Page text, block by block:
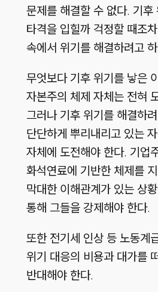
문제를 해결할 수 없다. 기후
타격을 입힐까 걱정할 때조
속에서 위기를 해결하려고
무엇보다 기후 위기를 낳은
자본주의 체제 자체는 전혀
그러나 기후 위기를 해결하
단단하게 뿌리내리고 있는
자체에 도전해야 한다. 기업
화석연료에 기반한 체제를
막대한 이해관계가 있는 상
통해 그들을 강제해야 한다.
또한 전기세 인상 등 노동계
위기 대응의 비용과 대가를
반대해야 한다.